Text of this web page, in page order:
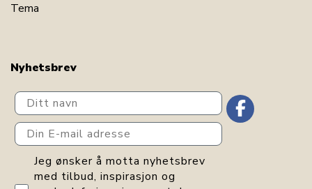
Tema
Nyhetsbrev
Ditt navn
Din E-mail adresse
GDPR consent
Jeg ønsker å motta nyhetsbrev
med tilbud, inspirasjon og